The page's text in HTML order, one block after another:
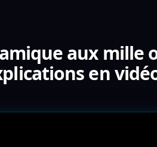
aux mille
en